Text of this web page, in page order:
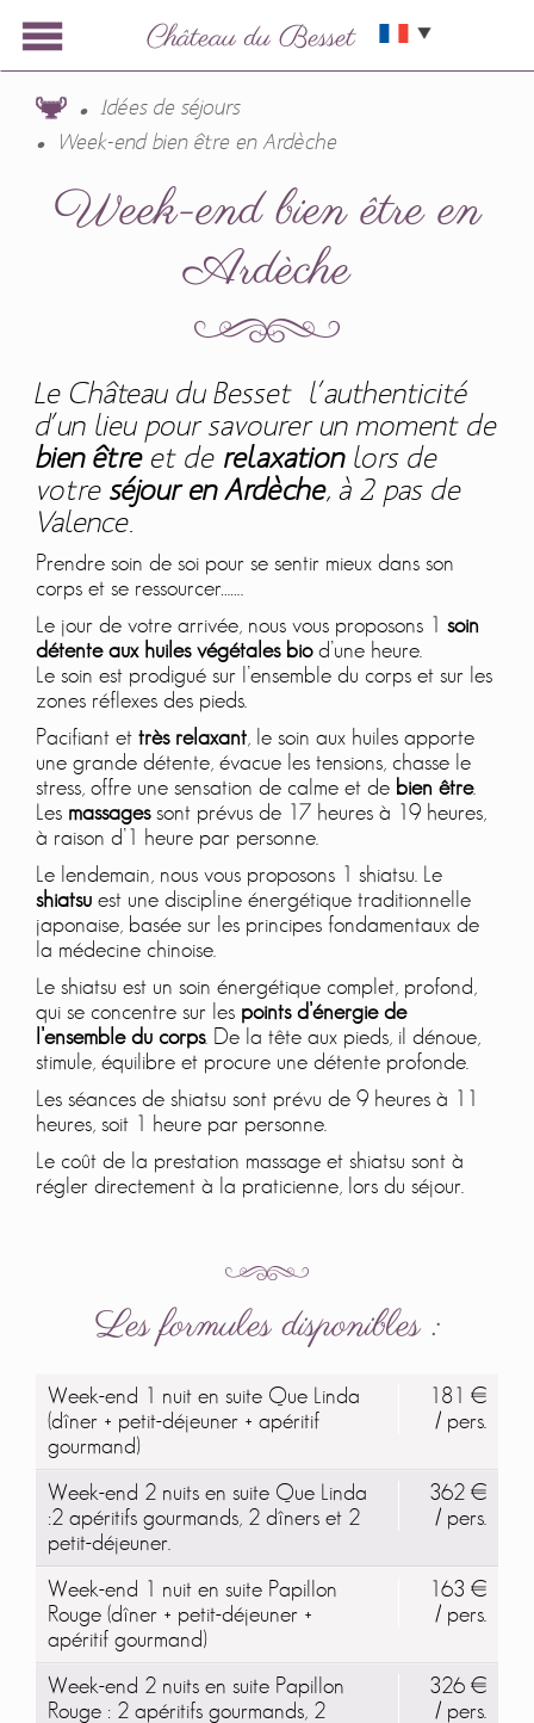
Idées de séjours
Week-end bien être en Ardèche
Week-end bien être en
Ardèche
Le Château du Besset l’authenticité
d’un lieu pour savourer un moment de
bien êtreet de relaxationlors de
votre séjour en Ardèche, à 2 pas de
Valence.
Prendre soin de soi pour se sentir mieux dans son
corps et se ressourcer…….
Le jour de votre arrivée, nous vous proposons 1 soin
détente aux huiles végétales biod’une heure.
Le soin est prodigué sur l’ensemble du corps et sur les
zones réflexes des pieds.
Pacifiant et très relaxant, le soin aux huiles apporte
une grande détente, évacue les tensions, chasse le
stress, offre une sensation de calme et de bien être.
Les massagessont prévus de 17 heures à 19 heures,
à raison d’1 heure par personne.
Le lendemain, nous vous proposons 1 shiatsu. Le
shiatsu est une discipline énergétique traditionnelle
japonaise, basée sur les principes fondamentaux de
la médecine chinoise.
Le shiatsu est un soin énergétique complet, profond,
qui se concentre sur les points d’énergie de
l’ensemble du corps. De la tête aux pieds, il dénoue,
stimule, équilibre et procure une détente profonde.
Les séances de shiatsu sont prévu de 9 heures à 11
heures, soit 1 heure par personne.
Le coût de la prestation massage et shiatsu sont à
régler directement à la praticienne, lors du séjour.
Les formules disponibles :
Week-end 1 nuit en suite Que Linda
(dîner + petit-déjeuner + apéritif
gourmand)
181 €
/ pers.
Week-end 2 nuits en suite Que Linda
:2 apéritifs gourmands, 2 dîners et 2
petit-déjeuner.
362 €
/ pers.
Week-end 1 nuit en suite Papillon
Rouge (dîner + petit-déjeuner +
apéritif gourmand)
163 €
/ pers.
Week-end 2 nuits en suite Papillon
Rouge : 2 apéritifs gourmands, 2
326 €
/ pers.